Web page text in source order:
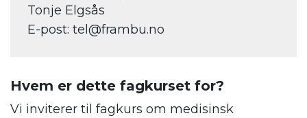
Tonje Elgsås
E-post: tel@frambu.no
Hvem er dette fagkurset for?
Vi inviterer til fagkurs om medisinsk